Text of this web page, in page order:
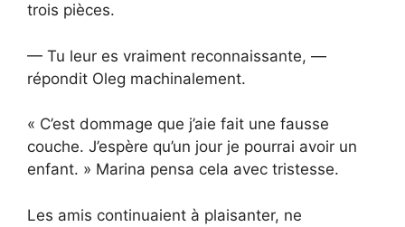
trois pièces.
— Tu leur es vraiment reconnaissante, —
répondit Oleg machinalement.
« C’est dommage que j’aie fait une fausse
couche. J’espère qu’un jour je pourrai avoir un
enfant. » Marina pensa cela avec tristesse.
Les amis continuaient à plaisanter, ne